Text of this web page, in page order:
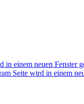
in einem neuen Fenster
Seite wird in einem